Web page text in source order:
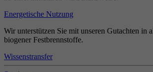
Energetische Nutzung
Wir unterstützen Sie mit unseren Gutachten in
biogener Festbrennstoffe.
Wissenstransfer